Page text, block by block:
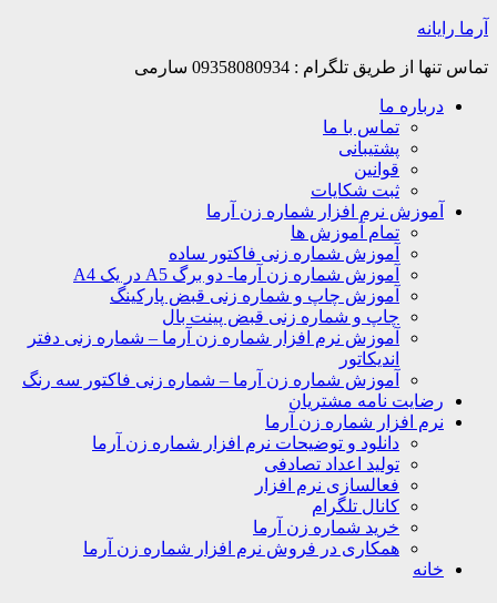
Skip
content
آرما رایانه
تماس تنها از طریق تلگرام : 09358080934 سارمی
درباره ما
تماس با ما
پشتیبانی
قوانین
ثبت شکایات
آموزش نرم افزار شماره زن آرما
تمام آموزش ها
آموزش شماره زنی فاکتور ساده
آموزش شماره زن آرما- دو برگ A5 در یک A4
آموزش چاپ و شماره زنی قبض پارکینگ
چاپ و شماره زنی قبض پینت بال
آموزش نرم افزار شماره زن آرما – شماره زنی دفتر
اندیکاتور
آموزش شماره زن آرما – شماره زنی فاکتور سه رنگ
رضایت نامه مشتریان
نرم افزار شماره زن آرما
دانلود و توضیحات نرم افزار شماره زن آرما
تولید اعداد تصادفی
فعالسازی نرم افزار
کانال تلگرام
خرید شماره زن آرما
همکاری در فروش نرم افزار شماره زن آرما
خانه